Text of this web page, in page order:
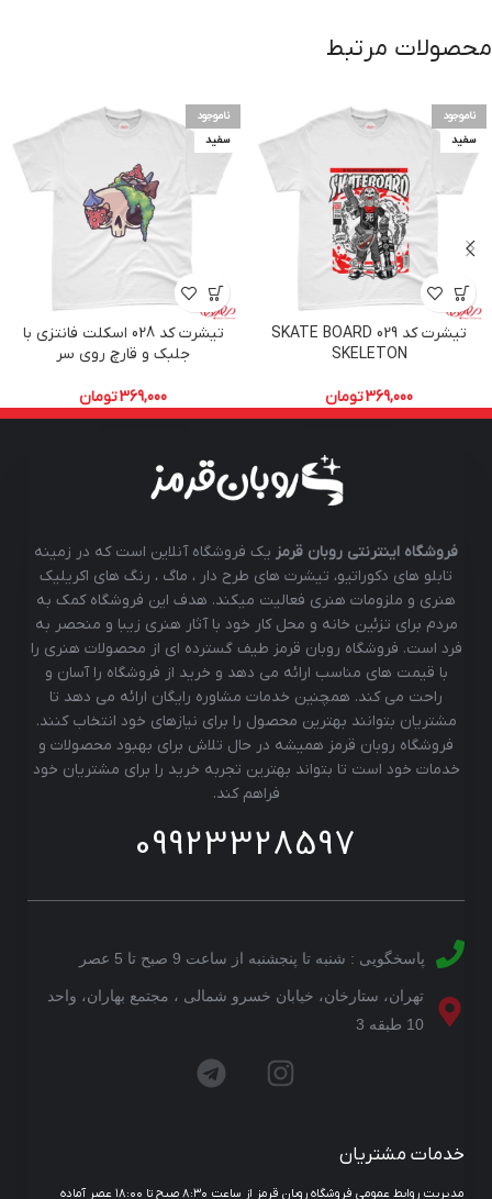
محصولات مرتبط
ناموجود
سفید
تیشرت کد 029 SKATE BOARD
SKELETON
369,000تومان
ناموجود
سفید
تیشرت کد 028 اسکلت فانتزی با
جلبک و قارچ روی سر
369,000تومان
فروشگاه اینترنتی روبان قرمز یک فروشگاه آنلاین است که در زمینه
تابلو های دکوراتیو، تیشرت های طرح دار ، ماگ ، رنگ های اکریلیک
هنری و ملزومات هنری فعالیت میکند. هدف این فروشگاه کمک به
مردم برای تزئین خانه و محل کار خود با آثار هنری زیبا و منحصر به
فرد است. فروشگاه روبان قرمز طیف گسترده ای از محصولات هنری را
با قیمت های مناسب ارائه می دهد و خرید از فروشگاه را آسان و
راحت می کند. همچنین خدمات مشاوره رایگان ارائه می دهد تا
مشتریان بتوانند بهترین محصول را برای نیازهای خود انتخاب کنند.
فروشگاه روبان قرمز همیشه در حال تلاش برای بهبود محصولات و
خدمات خود است تا بتواند بهترین تجربه خرید را برای مشتریان خود
فراهم کند.
09923328597
پاسخگویی : شنبه تا پنجشنبه از ساعت 9 صبح تا 5 عصر
تهران، ستارخان، خیابان خسرو شمالی ، مجتمع بهاران، واحد
10 طبقه 3
خدمات مشتریان
مدیریت روابط عمومی فروشگاه روبان قرمز از ساعت ۸:۳۰ صبح تا ۱۸:۰۰ عصر آماده